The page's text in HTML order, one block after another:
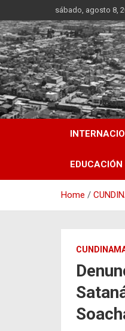
to
content
sábado, agosto 8,
EDUCACIÓN
Home